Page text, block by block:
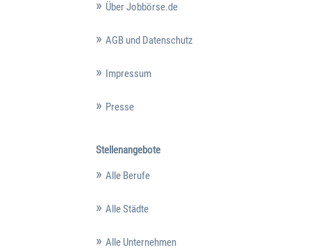
Über Jobbörse.de
AGB und Datenschutz
Impressum
Presse
Stellenangebote
Alle Berufe
Alle Städte
Alle Unternehmen